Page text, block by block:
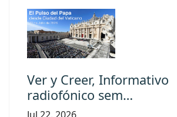
Ver y Creer, Informativo
radiofónico sem…